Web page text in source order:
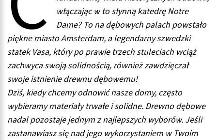
włączając w to słynną katedrę Notre
Dame? To na dębowych palach powstało
piękne miasto Amsterdam, a legendarny szwedzki
statek Vasa, który po prawie trzech stuleciach wciąż
zachwyca swoją solidnością, również zawdzięczał
swoje istnienie drewnu dębowemu!
Dziś, kiedy chcemy odnowić nasze domy, często
wybieramy materiały trwałe i solidne. Drewno dębowe
nadal pozostaje jednym z najlepszych wyborów. Jeśli
zastanawiasz się nad jego wykorzystaniem w Twoim